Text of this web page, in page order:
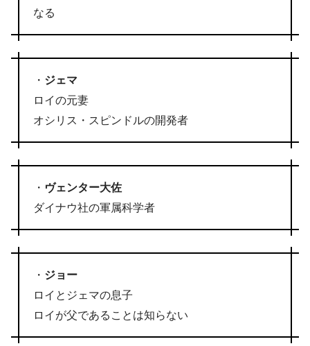
なる
・ ジェマ
ロイの元妻
オシリス・スピンドルの開発者
・ ヴェンター大佐
ダイナウ社の軍属科学者
・ ジョー
ロイとジェマの息子
ロイが父であることは知らない